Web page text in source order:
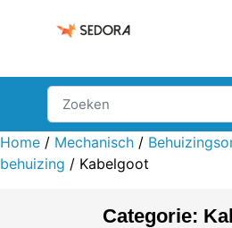
Home / Mechanisch /
behuizing / Kabelgoot
Categorie: